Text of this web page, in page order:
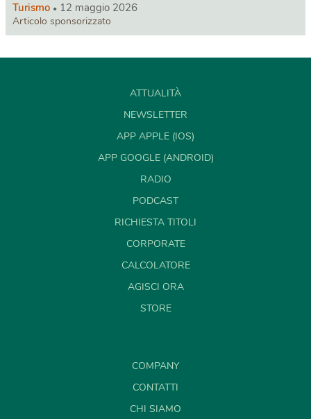
Turismo 12 maggio 2026
Articolo sponsorizzato
ATTUALITÀ
NEWSLETTER
APP APPLE (IOS)
APP GOOGLE (ANDROID)
RADIO
PODCAST
RICHIESTA TITOLI
CORPORATE
CALCOLATORE
AGISCI ORA
STORE
COMPANY
CONTATTI
CHI SIAMO